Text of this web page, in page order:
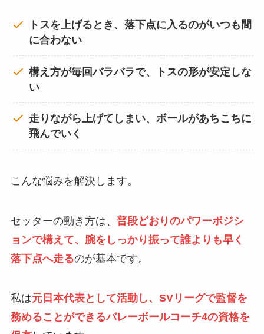
トスを上げるとき、落下点に入るのがいつも間
に合わない
構え方が毎回バラバラで、トスの形が安定しな
い
走りながら上げてしまい、ボールがあちこちに
飛んでいく
こんな悩みを解決します。
セッターの動き方は、 普段どおりのパワーポジシ
ョンで構えて、腕をしっかり振って誰よりも早く
落下点へ走るのが基本です。
私は元日本代表として活動し、SVリーグで監督を
務めることができるバレーボールコーチ4の資格を